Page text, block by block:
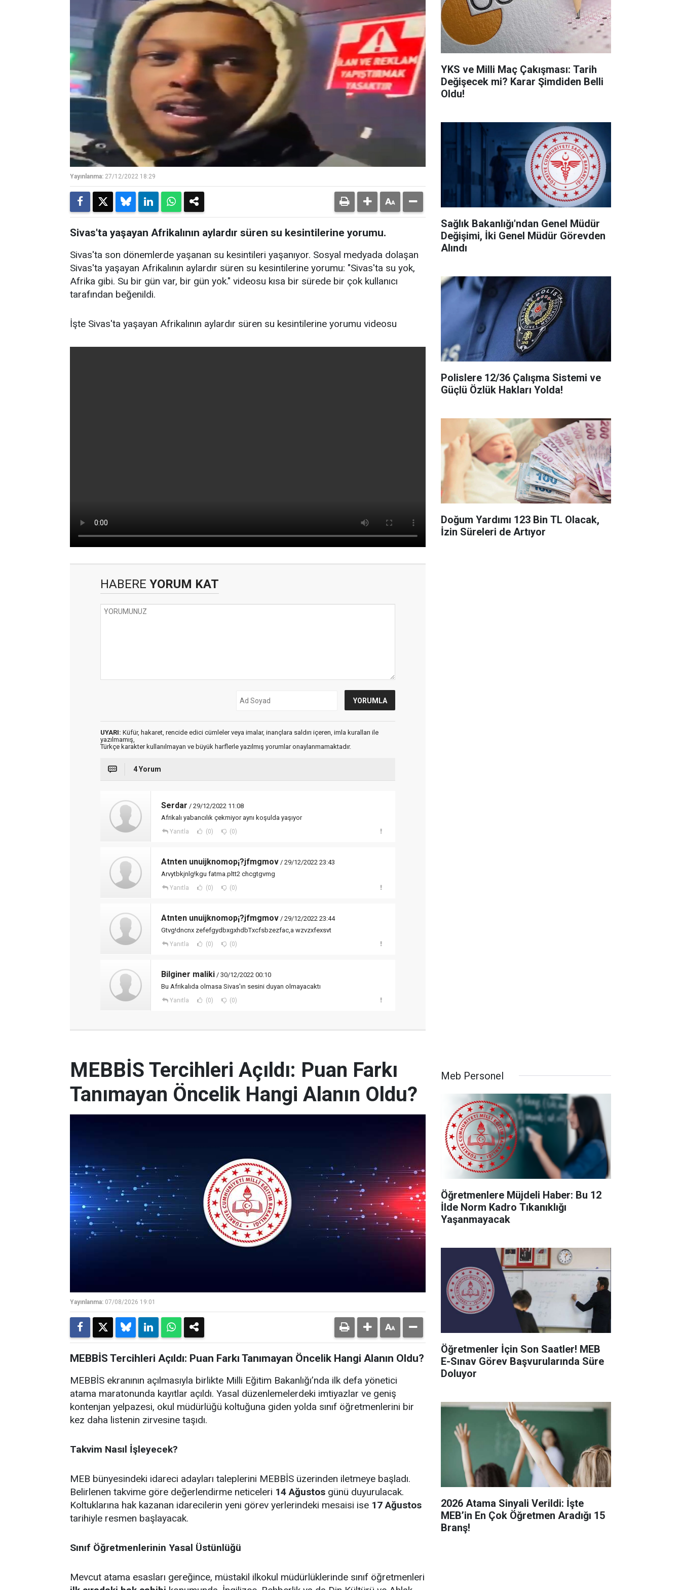
Yayınlanma: 27/12/2022 18:29
Sivas'ta yaşayan Afrikalının aylardır süren su kesintilerine yorumu.
Sivas'ta son dönemlerde yaşanan su kesintileri yaşanıyor. Sosyal medyada dolaşan
Sivas'ta yaşayan Afrikalının aylardır süren su kesintilerine yorumu: "Sivas'ta su yok,
Afrika gibi. Su bir gün var, bir gün yok." videosu kısa bir sürede bir çok kullanıcı
tarafından beğenildi.
İşte Sivas'ta yaşayan Afrikalının aylardır süren su kesintilerine yorumu videosu
HABERE YORUM KAT
UYARI: Küfür, hakaret, rencide edici cümleler veya imalar, inançlara saldırı içeren, imla kuralları ile
yazılmamış,
Türkçe karakter kullanılmayan ve büyük harflerle yazılmış yorumlar onaylanmamaktadır.
4 Yorum
Serdar / 29/12/2022 11:08
Afrikalı yabancılık çekmiyor aynı koşulda yaşıyor
Yanıtla (0) (0)
Atnten unuijknomop¡?jfmgmov / 29/12/2022 23:43
Arvytbkjnlg!kgu fatma.pltt2 chcgtgvmg
Yanıtla (0) (0)
Atnten unuijknomop¡?jfmgmov / 29/12/2022 23:44
Gtvg!dncnx zefefgydbxgxhdbTxcfsbzezfac,a wzvzxfexsvt
Yanıtla (0) (0)
Bilginer maliki / 30/12/2022 00:10
Bu Afrikalıda olmasa Sivas'ın sesini duyan olmayacaktı
Yanıtla (0) (0)
YKS ve Milli Maç Çakışması: Tarih
Değişecek mi? Karar Şimdiden Belli
Oldu!
Sağlık Bakanlığı'ndan Genel Müdür
Değişimi, İki Genel Müdür Görevden
Alındı
Polislere 12/36 Çalışma Sistemi ve
Güçlü Özlük Hakları Yolda!
Doğum Yardımı 123 Bin TL Olacak,
İzin Süreleri de Artıyor
MEBBİS Tercihleri Açıldı: Puan Farkı
Tanımayan Öncelik Hangi Alanın Oldu?
Yayınlanma: 07/08/2026 19:01
MEBBİS Tercihleri Açıldı: Puan Farkı Tanımayan Öncelik Hangi Alanın Oldu?
MEBBİS ekranının açılmasıyla birlikte Milli Eğitim Bakanlığı’nda ilk defa yönetici
atama maratonunda kayıtlar açıldı. Yasal düzenlemelerdeki imtiyazlar ve geniş
kontenjan yelpazesi, okul müdürlüğü koltuğuna giden yolda sınıf öğretmenlerini bir
kez daha listenin zirvesine taşıdı.
Takvim Nasıl İşleyecek?
MEB bünyesindeki idareci adayları taleplerini MEBBİS üzerinden iletmeye başladı.
Belirlenen takvime göre değerlendirme neticeleri 14 Ağustos günü duyurulacak.
Koltuklarına hak kazanan idarecilerin yeni görev yerlerindeki mesaisi ise 17 Ağustos
tarihiyle resmen başlayacak.
Sınıf Öğretmenlerinin Yasal Üstünlüğü
Mevcut atama esasları gereğince, müstakil ilkokul müdürlüklerinde sınıf öğretmenleri
Meb Personel
Öğretmenlere Müjdeli Haber: Bu 12
İlde Norm Kadro Tıkanıklığı
Yaşanmayacak
Öğretmenler İçin Son Saatler! MEB
E-Sınav Görev Başvurularında Süre
Doluyor
2026 Atama Sinyali Verildi: İşte
MEB’in En Çok Öğretmen Aradığı 15
Branş!